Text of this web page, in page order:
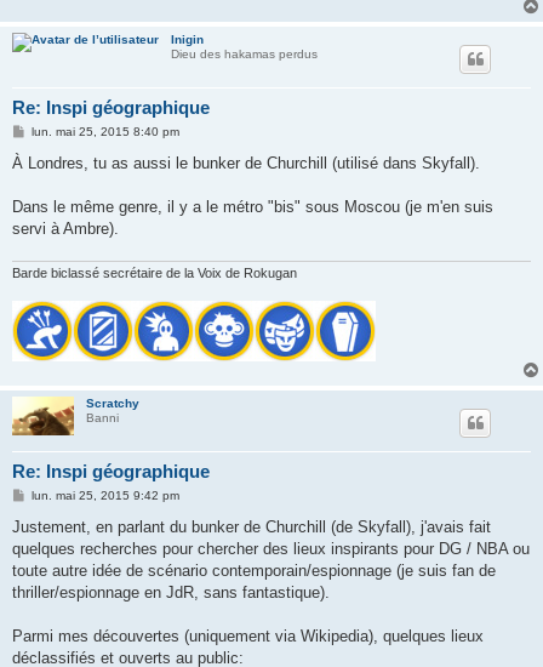
Inigin
Dieu des hakamas perdus
Re: Inspi géographique
M
s
g
lun. mai 25, 2015 8:40 pm
À Londres, tu as aussi le bunker de Churchill (utilisé dans Skyfall).
Dans le même genre, il y a le métro "bis" sous Moscou (je m'en suis
servi à Ambre).
Barde biclassé secrétaire de la Voix de Rokugan
Scratchy
Banni
Re: Inspi géographique
M
s
a
g
lun. mai 25, 2015 9:42 pm
Justement, en parlant du bunker de Churchill (de Skyfall), j'avais fait
quelques recherches pour chercher des lieux inspirants pour DG / NBA ou
toute autre idée de scénario contemporain/espionnage (je suis fan de
thriller/espionnage en JdR, sans fantastique).
Parmi mes découvertes (uniquement via Wikipedia), quelques lieux
déclassifiés et ouverts au public: